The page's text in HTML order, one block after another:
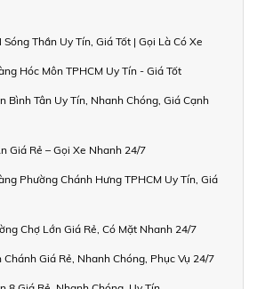
Thần Uy Tín, Giá Tốt | Gọi Là Có Xe
Hóc Môn TPHCM Uy Tín - Giá Tốt
Bình Tân Uy Tín, Nhanh Chóng, Giá Cạnh
Giá Rẻ – Gọi Xe Nhanh 24/7
Phường Chánh Hưng TPHCM Uy Tín, Giá
Chợ Lớn Giá Rẻ, Có Mặt Nhanh 24/7
Giá Rẻ, Nhanh Chóng, Phục Vụ 24/7